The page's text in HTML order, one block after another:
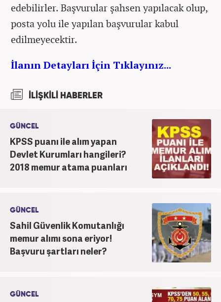
edebilirler. Başvurular şahsen yapılacak olup,
posta yolu ile yapılan başvurular kabul
edilmeyecektir.
İlanın Detayları İçin Tıklayınız...
İLİŞKİLİ HABERLER
GÜNCEL
KPSS puanı ile alım yapan
Devlet Kurumları hangileri?
2018 memur atama puanları
GÜNCEL
Sahil Güvenlik Komutanlığı
memur alımı sona eriyor!
Başvuru şartları neler?
GÜNCEL